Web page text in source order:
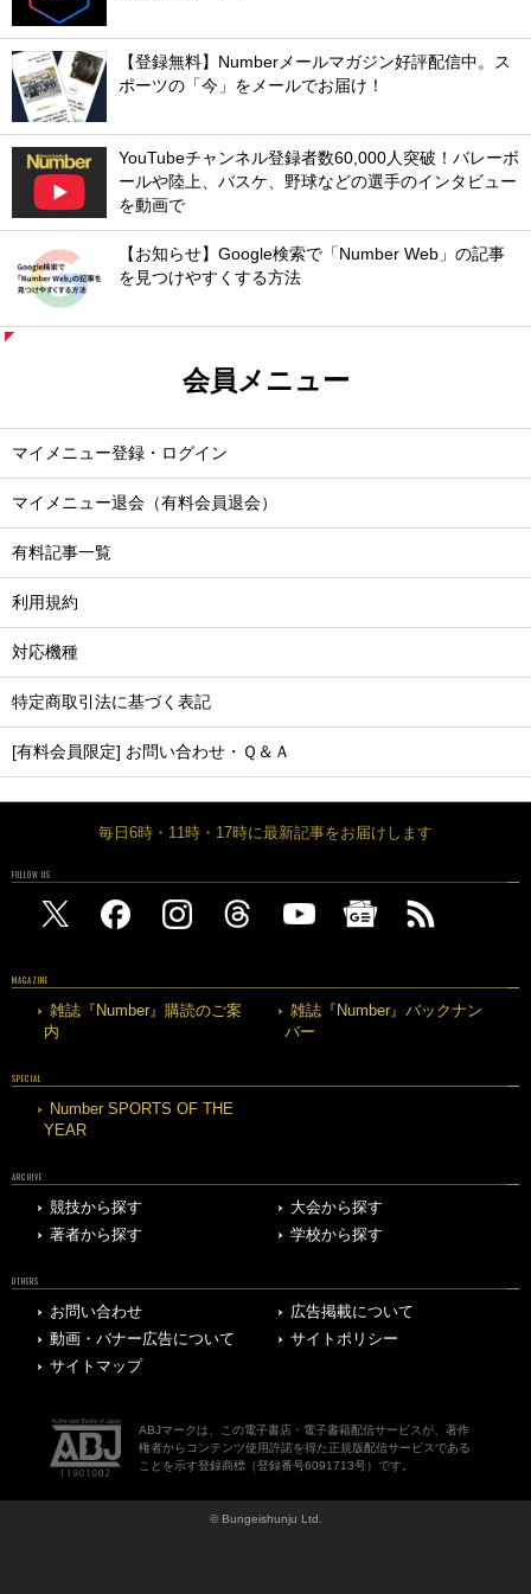
【登録無料】Numberメールマガジン好評配信中。ス
ポーツの「今」をメールでお届け！
YouTubeチャンネル登録者数60,000人突破！バレーボ
ールや陸上、バスケ、野球などの選手のインタビュー
を動画で
【お知らせ】Google検索で「Number Web」の記事
を見つけやすくする方法
会員メニュー
マイメニュー登録・ログイン
マイメニュー退会（有料会員退会）
有料記事一覧
利用規約
対応機種
特定商取引法に基づく表記
[有料会員限定] お問い合わせ・Ｑ＆Ａ
毎日6時・11時・17時に最新記事をお届けします
FOLLOW US
MAGAZINE
雑誌『Number』購読のご案
内
雑誌『Number』バックナン
バー
SPECIAL
Number SPORTS OF THE
YEAR
ARCHIVE
競技から探す
大会から探す
著者から探す
学校から探す
OTHERS
お問い合わせ
広告掲載について
動画・バナー広告について
サイトポリシー
サイトマップ
ABJマークは、この電子書店・電子書籍配信サービスが、著作
権者からコンテンツ使用許諾を得た正規版配信サービスである
ことを示す登録商標（登録番号6091713号）です。
© Bungeishunju Ltd.